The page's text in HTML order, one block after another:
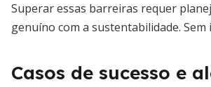
Superar essas barreiras requer
genuíno com a sustentabilidade.
Casos de sucesso e